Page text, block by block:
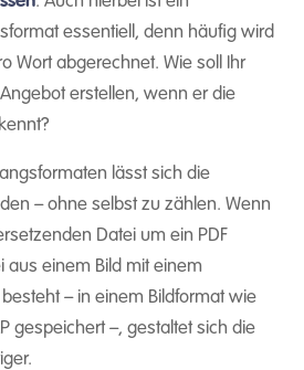
essentiell, denn häufig wird
Wort abgerechnet. Wie soll Ihr
erstellen, wenn er die
lässt sich die
– ohne selbst zu zählen. Wenn
Datei um ein PDF
aus einem Bild mit einem
– in einem Bildformat wie
gespeichert –, gestaltet sich die